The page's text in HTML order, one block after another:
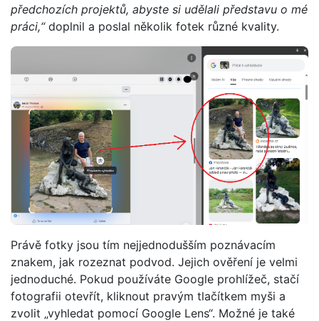
předchozích projektů, abyste si udělali představu o mé
práci,“doplnil a poslal několik fotek různé kvality.
Právě fotky jsou tím nejjednodušším poznávacím
znakem, jak rozeznat podvod. Jejich ověření je velmi
jednoduché. Pokud používáte Google prohlížeč, stačí
fotografii otevřít, kliknout pravým tlačítkem myši a
zvolit „vyhledat pomocí Google Lens“. Možné je také